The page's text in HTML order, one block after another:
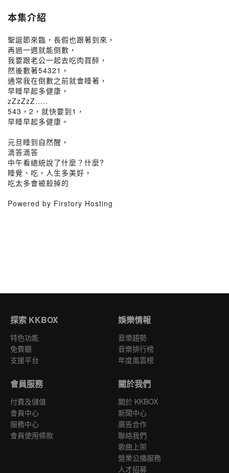
本集介紹
聖誕節來臨，長假也跟著到來，
再過一週就能倒數，
我要跟老公一起去吃肉買醉，
然後數著54321，
通常我在倒數之前就會睡著，
早睡早起多健康，
zZzZzZ…..
543，2，就快要到1，
早睡早起多健康。
元旦睡到自然醒，
滴答滴答
中午看總統說了什麼？什麼?
睡覺、吃，人生多美好，
吃太多會被殺掉的
Powered by Firstory Hosting
探索 KKBOX
特色功能
免費聽
支援平台
娛樂情報
音樂趨勢
音樂排行榜
年度風雲榜
會員服務
付費及儲值
會員中心
服務中心
會員使用條款
關於我們
關於 KKBOX
新聞中心
廣告合作
聯絡我們
歌曲上架
營業公播服務
人才招募